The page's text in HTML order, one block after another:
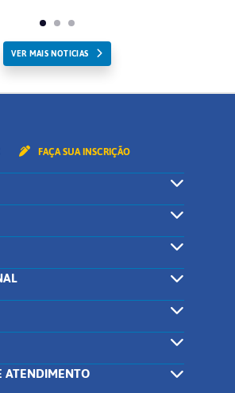
VER MAIS NOTICIAS
FAÇA SUA INSCRIÇÃO
ATENDIMENTO